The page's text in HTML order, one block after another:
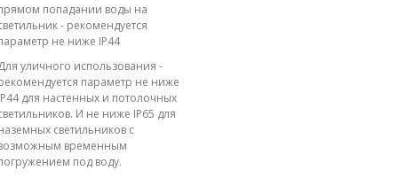
попадании воды на
- рекомендуется
не ниже IP44
уличного использования -
параметр не ниже
для настенных и потолочных
И не ниже IP65 для
светильников с
временным
под воду.